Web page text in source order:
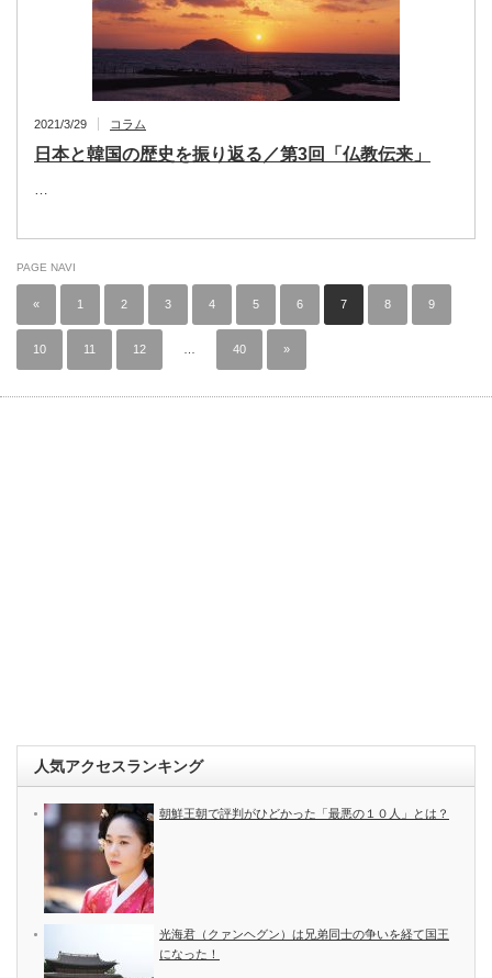
2021/3/29 コラム
日本と韓国の歴史を振り返る／第3回「仏教伝来」
…
PAGE NAVI
« 1 2 3 4 5 6 7 8 9
10 11 12 40 »
人気アクセスランキング
朝鮮王朝で評判がひどかった「最悪の１０人」とは？
光海君（クァンヘグン）は兄弟同士の争いを経て国王
になった！